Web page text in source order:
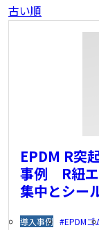
古い順
EPDM R突
事例 R紐エ
集中とシー
導入事例 EPDMゴ